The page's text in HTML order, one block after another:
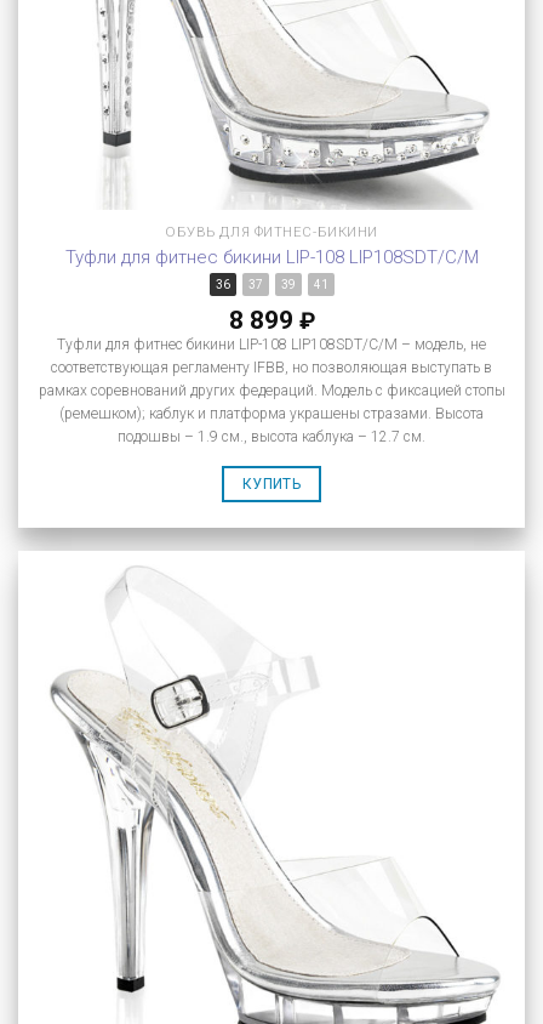
ОБУВЬ ДЛЯ ФИТНЕС-БИКИНИ
Туфли для фитнес бикини LIP-108 LIP108SDT/C/M
36 37 39 41
8 899 ₽
Туфли для фитнес бикини LIP-108 LIP108SDT/C/M – модель, не
соответствующая регламенту IFBB, но позволяющая выступать в
рамках соревнований других федераций. Модель с фиксацией стопы
(ремешком); каблук и платформа украшены стразами. Высота
подошвы – 1.9 см., высота каблука – 12.7 см.
КУПИТЬ